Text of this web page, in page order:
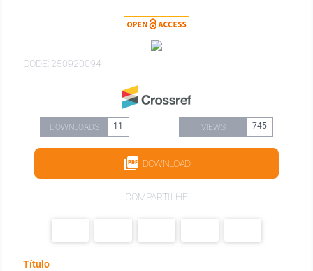
CODE: 250920094
DOWNLOADS 11 VIEWS 745
DOWNLOAD
COMPARTILHE
Título